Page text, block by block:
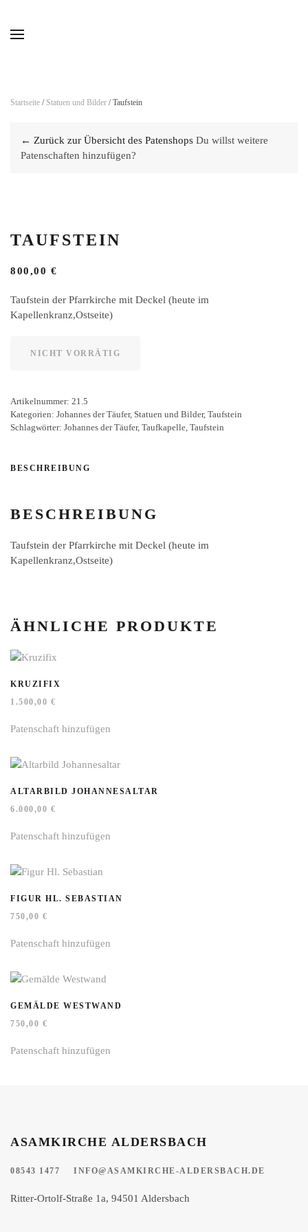
Startseite / Statuen und Bilder / Taufstein
← Zurück zur Übersicht des Patenshops Du willst weitere
Patenschaften hinzufügen?
TAUFSTEIN
800,00 €
Taufstein der Pfarrkirche mit Deckel (heute im
Kapellenkranz,Ostseite)
NICHT VORRÄTIG
Artikelnummer: 21.5
Kategorien: Johannes der Täufer, Statuen und Bilder, Taufstein
Schlagwörter: Johannes der Täufer, Taufkapelle, Taufstein
BESCHREIBUNG
BESCHREIBUNG
Taufstein der Pfarrkirche mit Deckel (heute im
Kapellenkranz,Ostseite)
ÄHNLICHE PRODUKTE
KRUZIFIX
1.500,00 €
Patenschaft hinzufügen
ALTARBILD JOHANNESALTAR
6.000,00 €
Patenschaft hinzufügen
FIGUR HL. SEBASTIAN
750,00 €
Patenschaft hinzufügen
GEMÄLDE WESTWAND
750,00 €
Patenschaft hinzufügen
ASAMKIRCHE ALDERSBACH
08543 1477 INFO@ASAMKIRCHE-ALDERSBACH.DE
Ritter-Ortolf-Straße 1a, 94501 Aldersbach